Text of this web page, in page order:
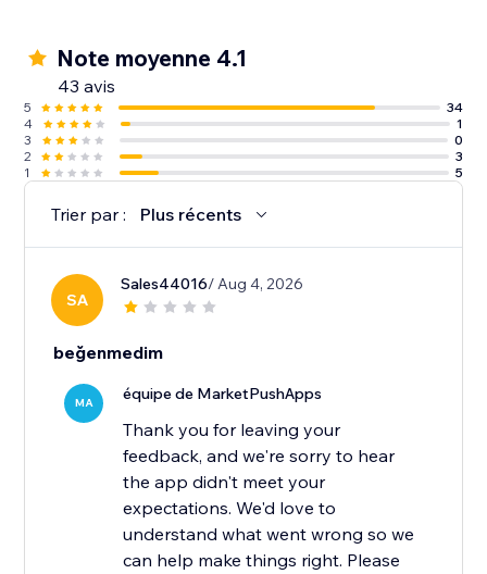
Note moyenne 4.1
43 avis
5
34
4
1
3
0
2
3
1
5
Trier par : Plus récents
SA
Sales44016/ Aug 4, 2026
beğenmedim
MA équipe de MarketPushApps
Thank you for leaving your
feedback, and we're sorry to hear
the app didn't meet your
expectations. We'd love to
understand what went wrong so we
can help make things right. Please